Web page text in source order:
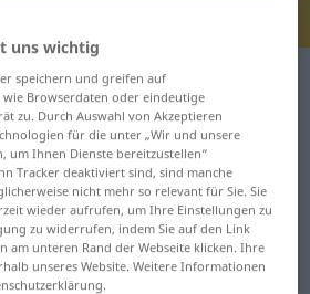
Wörterbuch Schlussakkord
Übersetzung für
Spanisch
uns wichtig
speichern und greifen auf
wie Browserdaten oder eindeutige
zu. Durch Auswahl von Akzeptieren
für die unter „Wir und unsere
um Ihnen Dienste bereitzustellen“
Tracker deaktiviert sind, sind manche
nicht mehr so relevant für Sie. Sie
wieder aufrufen, um Ihre Einstellungen zu
zu widerrufen, indem Sie auf den Link
am unteren Rand der Webseite klicken. Ihre
unseres Website. Weitere Informationen